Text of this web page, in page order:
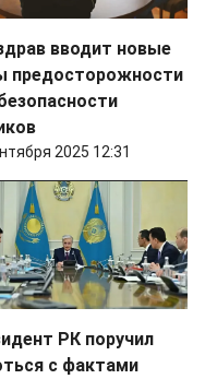
вводит новые
предосторожности
2025 12:31
РК поручил
с фактами